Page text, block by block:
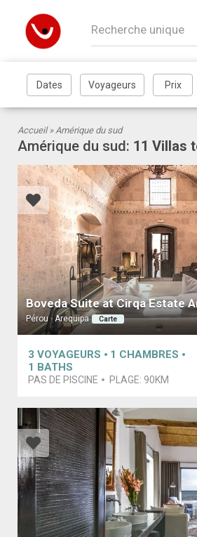
Αccueil » Amérique du sud
Amérique du sud: 11 Villas
Boveda Suite at Cirqa Estate
Pérou · Arequipa Carte
3 VOYAGEURS 1 CHAMBRES
1 BATHS
PAS DE PISCINE PLAGE: 90KM